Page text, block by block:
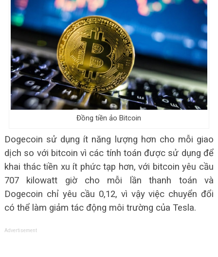
Đồng tiền ảo Bitcoin
Dogecoin sử dụng ít năng lượng hơn cho mỗi giao
dịch so với bitcoin vì các tính toán được sử dụng để
khai thác tiền xu ít phức tạp hơn, với bitcoin yêu cầu
707 kilowatt giờ cho mỗi lần thanh toán và
Dogecoin chỉ yêu cầu 0,12, vì vậy việc chuyển đổi
có thể làm giảm tác động môi trường của Tesla.
Advertisement